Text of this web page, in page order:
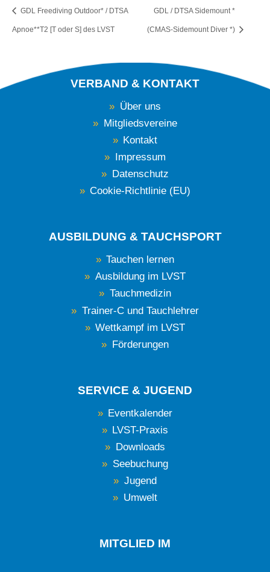
GDL Freediving Outdoor* / DTSA
Apnoe**T2 [T oder S] des LVST
GDL / DTSA Sidemount *
(CMAS-Sidemount Diver *)
VERBAND & KONTAKT
Über uns
Mitgliedsvereine
Kontakt
Impressum
Datenschutz
Cookie-Richtlinie (EU)
AUSBILDUNG & TAUCHSPORT
Tauchen lernen
Ausbildung im LVST
Tauchmedizin
Trainer-C und Tauchlehrer
Wettkampf im LVST
Förderungen
SERVICE & JUGEND
Eventkalender
LVST-Praxis
Downloads
Seebuchung
Jugend
Umwelt
MITGLIED IM